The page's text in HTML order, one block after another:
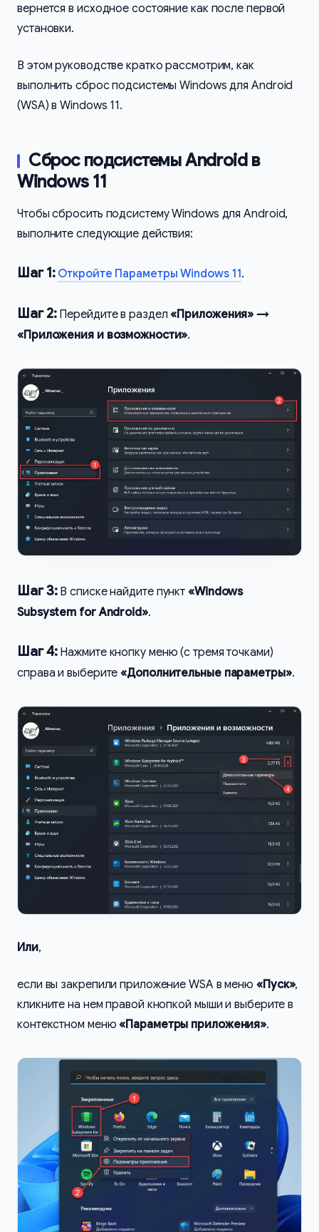
вернется в исходное состояние как после первой
установки.
В этом руководстве кратко рассмотрим, как
выполнить сброс подсистемы Windows для Android
(WSA) в Windows 11.
Сброс подсистемы Android в
Windows 11
Чтобы сбросить подсистему Windows для Android,
выполните следующие действия:
Шаг 1: Откройте Параметры Windows 11.
Шаг 2: Перейдите в раздел«Приложения» →
«Приложения и возможности».
Шаг 3: В списке найдите пункт«Windows
Subsystem for Android».
Шаг 4: Нажмите кнопку меню (с тремя точками)
справа и выберите«Дополнительные параметры».
Или,
если вы закрепили приложение WSA в меню «Пуск»,
кликните на нем правой кнопкой мыши и выберите в
контекстном меню«Параметры приложения».